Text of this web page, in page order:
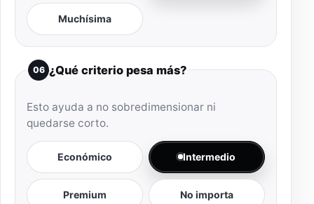
Muchísima
06 ¿Qué criterio pesa más?
Esto ayuda a no sobredimensionar ni
quedarse corto.
Económico Intermedio
Premium No importa